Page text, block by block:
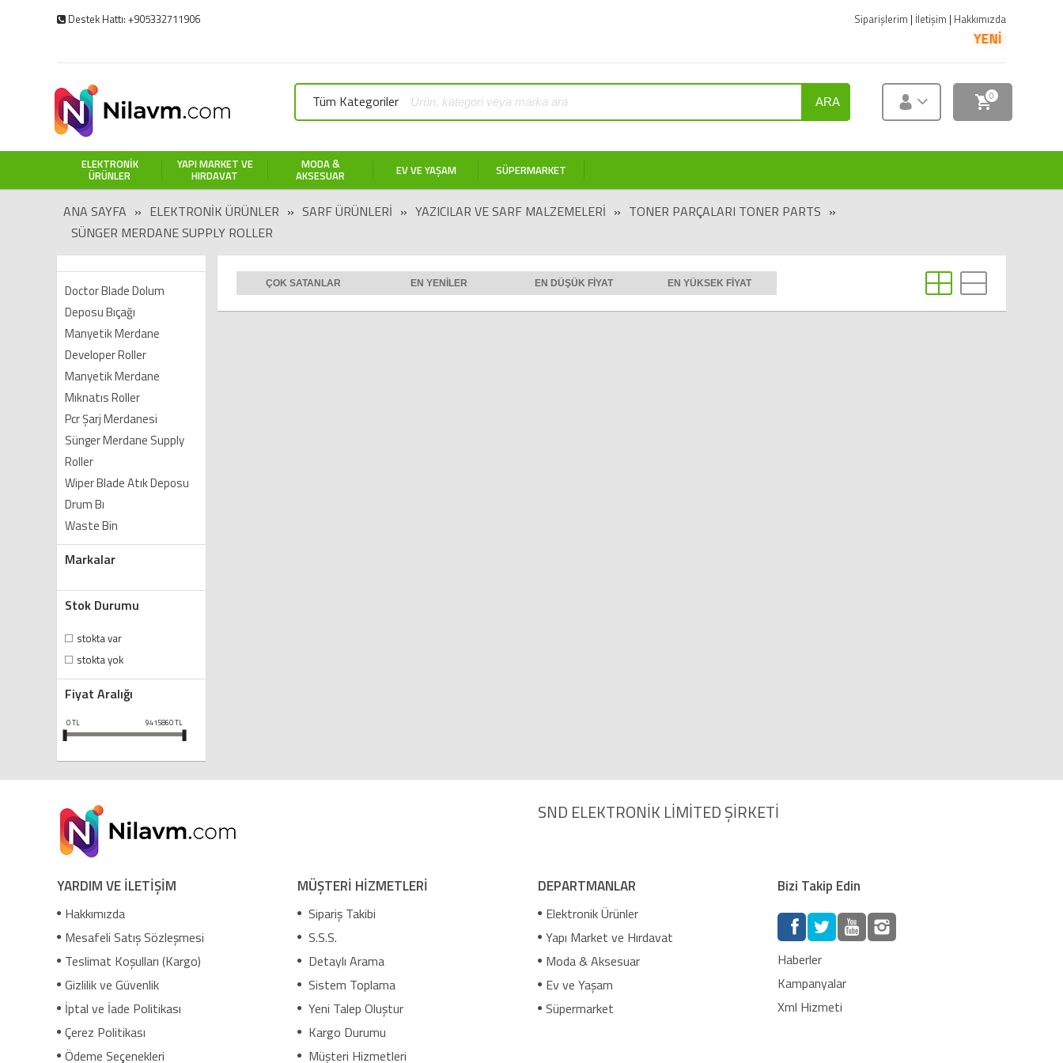
Destek Hattı: +905332711906 Siparişlerim | İletişim | Hakkımızda
YENİ ÜRÜNLER
Tüm Kategoriler ARA 0
ELEKTRONIK
ÜRÜNLER
YAPI MARKET VE
HIRDAVAT
MODA &
AKSESUAR EV VE YAŞAM SÜPERMARKET
ANA SAYFA » ELEKTRONIK ÜRÜNLER » SARF ÜRÜNLERI » YAZICILAR VE SARF MALZEMELERI » TONER PARÇALARI TONER PARTS »
SÜNGER MERDANE SUPPLY ROLLER
Doctor Blade Dolum
Deposu Bıçağı
Manyetik Merdane
Developer Roller
Manyetik Merdane
Mıknatıs Roller
Pcr Şarj Merdanesi
Sünger Merdane Supply
Roller
Wiper Blade Atık Deposu
Drum Bı
Waste Bin
Markalar
Stok Durumu
stokta var
stokta yok
Fiyat Aralığı
0TL 9415860TL
ÇOK SATANLAR EN YENILER EN DÜŞÜK FIYAT EN YÜKSEK FIYAT
SND ELEKTRONİK LİMİTED ŞİRKETİ
YARDIM VE İLETİŞİM
Hakkımızda
Mesafeli Satış Sözleşmesi
Teslimat Koşulları (Kargo)
Gizlilik ve Güvenlik
İptal ve İade Politikası
Çerez Politikası
Ödeme Seçenekleri
MÜŞTERİ HİZMETLERİ
Sipariş Takibi
S.S.S.
Detaylı Arama
Sistem Toplama
Yeni Talep Oluştur
Kargo Durumu
Müşteri Hizmetleri
DEPARTMANLAR
Elektronik Ürünler
Yapı Market ve Hırdavat
Moda & Aksesuar
Ev ve Yaşam
Süpermarket
Bizi Takip Edin
Haberler
Kampanyalar
Xml Hizmeti